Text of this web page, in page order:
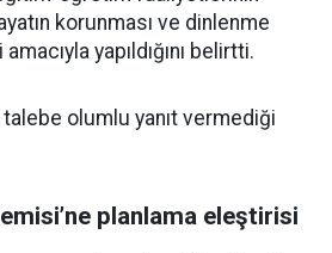
korunması ve dinlenme
yapıldığını belirtti.
talebe olumlu yanıt vermediği
planlama eleştirisi